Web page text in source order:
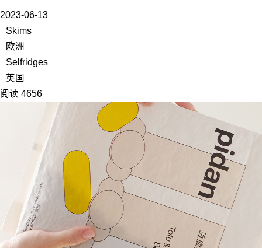
2023-06-13
Skims
欧洲
Selfridges
英国
阅读 4656